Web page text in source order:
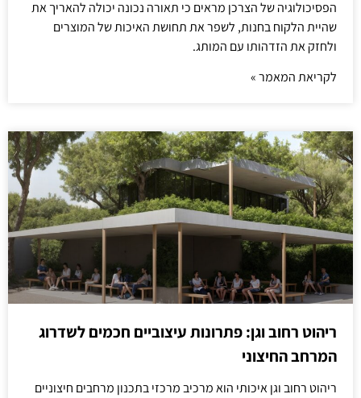
הפסיכולוגיה של הצרכן מראים כי תאורה נכונה יכולה להאריך את
שהיית הלקוח בחנות, לשפר את תחושת האיכות של המוצרים
ולחזק את הזדהותו עם המותג.
לקריאת המאמר »
ריהוט רחוב וגן: פתרונות עיצוביים חכמים לשדרוג
המרחב החיצוני
ריהוט רחוב וגן איכותי הוא מרכיב מרכזי בתכנון מרחבים חיצוניים